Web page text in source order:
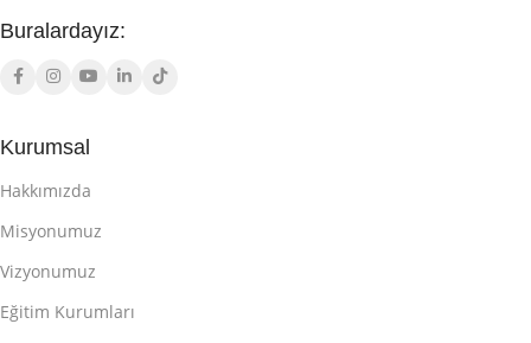
Buralardayız:
Kurumsal
Hakkımızda
Misyonumuz
Vizyonumuz
Eğitim Kurumları